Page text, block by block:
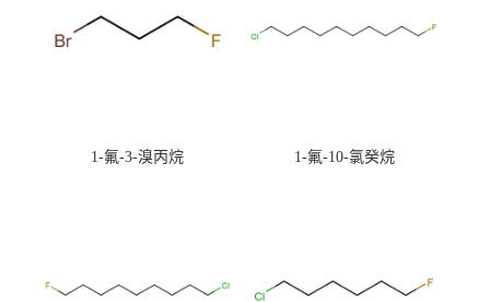
1-氟-3-溴丙烷 1-氟-10-氯癸烷